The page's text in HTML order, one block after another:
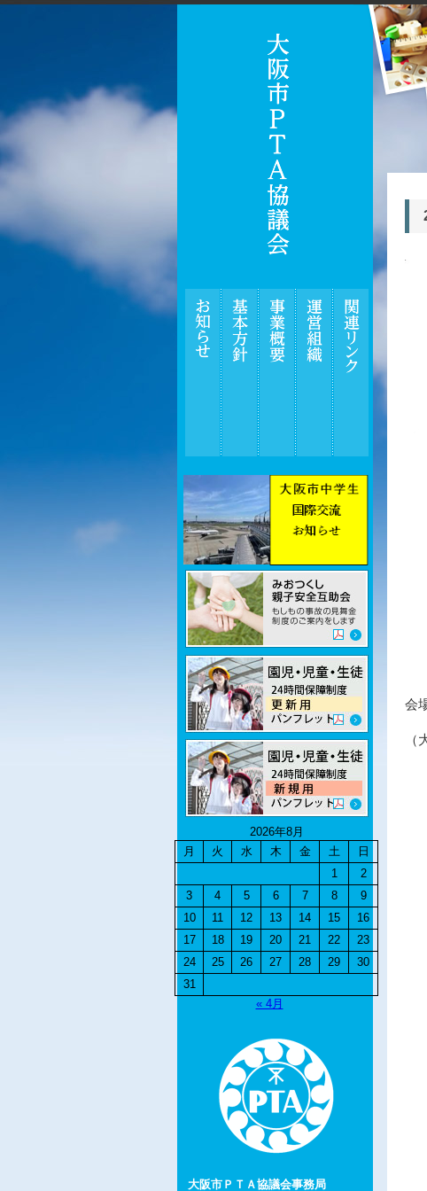
会
2026年8月
月
火 水 木 金 土
日
1
2
3
4 5 6 7 8
9
10
11 12 13 14 15
16
17
18 19 20 21 22
23
24
25 26 27 28 29
30
31
« 4月
大阪市ＰＴＡ協議会事務局